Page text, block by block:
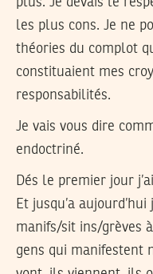
les plus cons. Je ne
théories du complot
constituaient mes
responsabilités.
Je vais vous dire
endoctriné.
Dés le premier jour
Et jusqu’a
manifs/sit ins/grèves
gens qui manifestent